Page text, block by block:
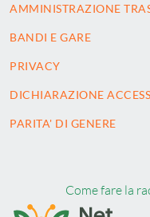
AMMINISTRAZIONE
BANDI E GARE
PRIVACY
DICHIARAZIONE
PARITA' DI GENERE
Come fare la